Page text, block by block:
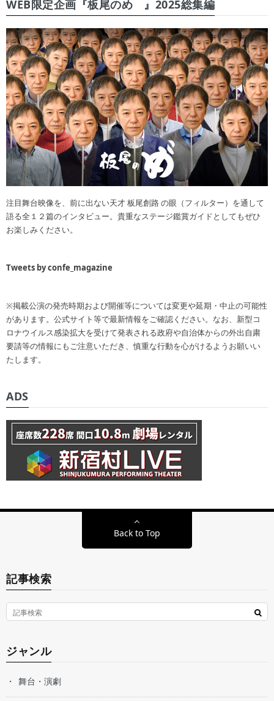
WEB限定企画『板尾のめ゙』2025総集編
注目舞台映像を、前に出ない天才 板尾創路 の眼（フィルター）を通して
語る全１２篇のインタビュー。貴重なステージ鑑賞ガイドとしてもぜひ
お楽しみください。
Tweets by confe_magazine
※掲載公演の発売時期および開催等については変更や延期・中止の可能性
があります。公式サイト等で最新情報をご確認ください。なお、新型コ
ロナウイルス感染拡大を受けて発表される政府や自治体からの外出自粛
要請等の情報にもご注意いただき、慎重な行動を心がけるようお願いい
たします。
ADS
Back to Top
記事検索
ジャンル
舞台・演劇